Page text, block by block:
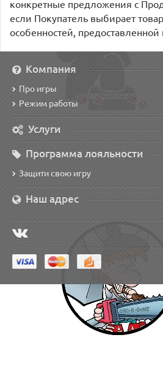
конкретные предложения с
если Покупатель выбирает
особенностей,
Компания
Про игры
Режим работы
Услуги
Программа лояльности
Защити свою игру
Наш адрес